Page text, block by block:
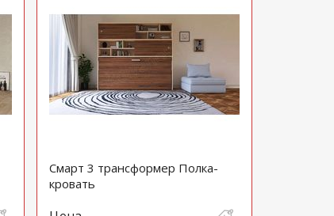
Смарт 3 трансформер Полка-
кровать